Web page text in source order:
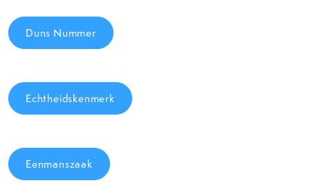
Duns Nummer
Echtheidskenmerk
Eenmanszaak